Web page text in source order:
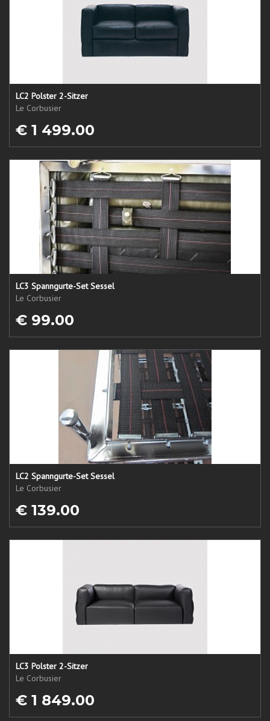
LC2 Polster 2-Sitzer
Le Corbusier
€ 1 499.00
LC3 Spanngurte-Set Sessel
Le Corbusier
€ 99.00
LC2 Spanngurte-Set Sessel
Le Corbusier
€ 139.00
LC3 Polster 2-Sitzer
Le Corbusier
€ 1 849.00